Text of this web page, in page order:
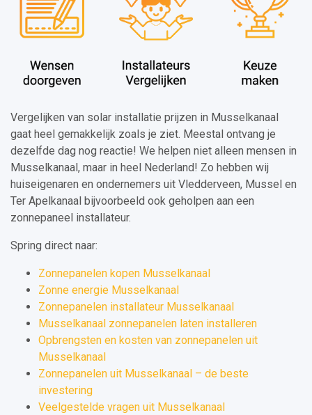
Vergelijken van solar installatie prijzen in Musselkanaal
gaat heel gemakkelijk zoals je ziet. Meestal ontvang je
dezelfde dag nog reactie! We helpen niet alleen mensen in
Musselkanaal, maar in heel Nederland! Zo hebben wij
huiseigenaren en ondernemers uit Vledderveen, Mussel en
Ter Apelkanaal bijvoorbeeld ook geholpen aan een
zonnepaneel installateur.
Spring direct naar:
Zonnepanelen kopen Musselkanaal
Zonne energie Musselkanaal
Zonnepanelen installateur Musselkanaal
Musselkanaal zonnepanelen laten installeren
Opbrengsten en kosten van zonnepanelen uit
Musselkanaal
Zonnepanelen uit Musselkanaal – de beste
investering
Veelgestelde vragen uit Musselkanaal